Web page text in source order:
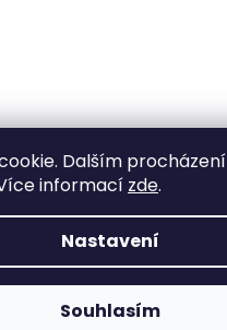
Dalším
informací zde.
Nastavení
Souhlasím